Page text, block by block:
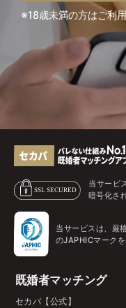
※18歳未満の方はご利
当サービ
暗号化さ
当サービスは、厳
のJAPHICマーク
既婚者マッチング
セカパ【公式】